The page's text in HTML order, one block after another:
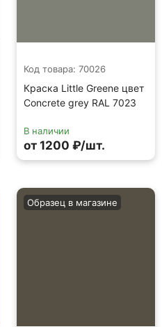
Код товара: 70026
Краска Little Greene цвет
Concrete grey RAL 7023
В наличии
от 1200 ₽/шт.
Образец в магазине